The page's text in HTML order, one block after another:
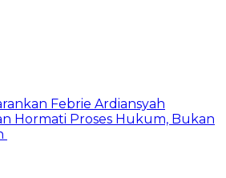
Febrie Ardiansyah
Hormati Proses Hukum, Bukan